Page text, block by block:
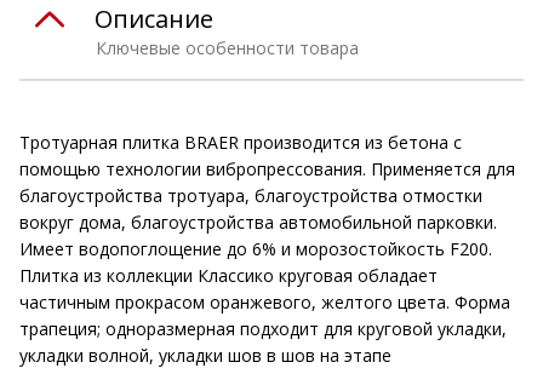
Ключевые особенности товара
Описание
Тротуарная плитка BRAER производится из бетона с
помощью технологии вибропрессования. Применяется для
благоустройства тротуара, благоустройства отмостки
вокруг дома, благоустройства автомобильной парковки.
Имеет водопоглощение до 6% и морозостойкость F200.
Плитка из коллекции Классико круговая обладает
частичным прокрасом оранжевого, желтого цвета. Форма
трапеция; одноразмерная подходит для круговой укладки,
укладки волной, укладки шов в шов на этапе